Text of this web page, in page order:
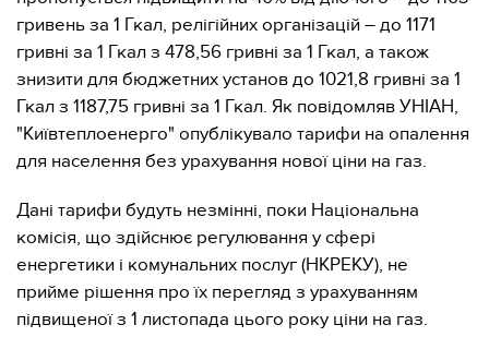
гривень за 1 Гкал, релігійних організацій – до 1171
гривні за 1 Гкал з 478,56 гривні за 1 Гкал, а також
знизити для бюджетних установ до 1021,8 гривні за 1
Гкал з 1187,75 гривні за 1 Гкал. Як повідомляв УНІАН,
"Київтеплоенерго" опублікувало тарифи на опалення
для населення без урахування нової ціни на газ.
Дані тарифи будуть незмінні, поки Національна
комісія, що здійснює регулювання у сфері
енергетики і комунальних послуг (НКРЕКУ), не
прийме рішення про їх перегляд з урахуванням
підвищеної з 1 листопада цього року ціни на газ.